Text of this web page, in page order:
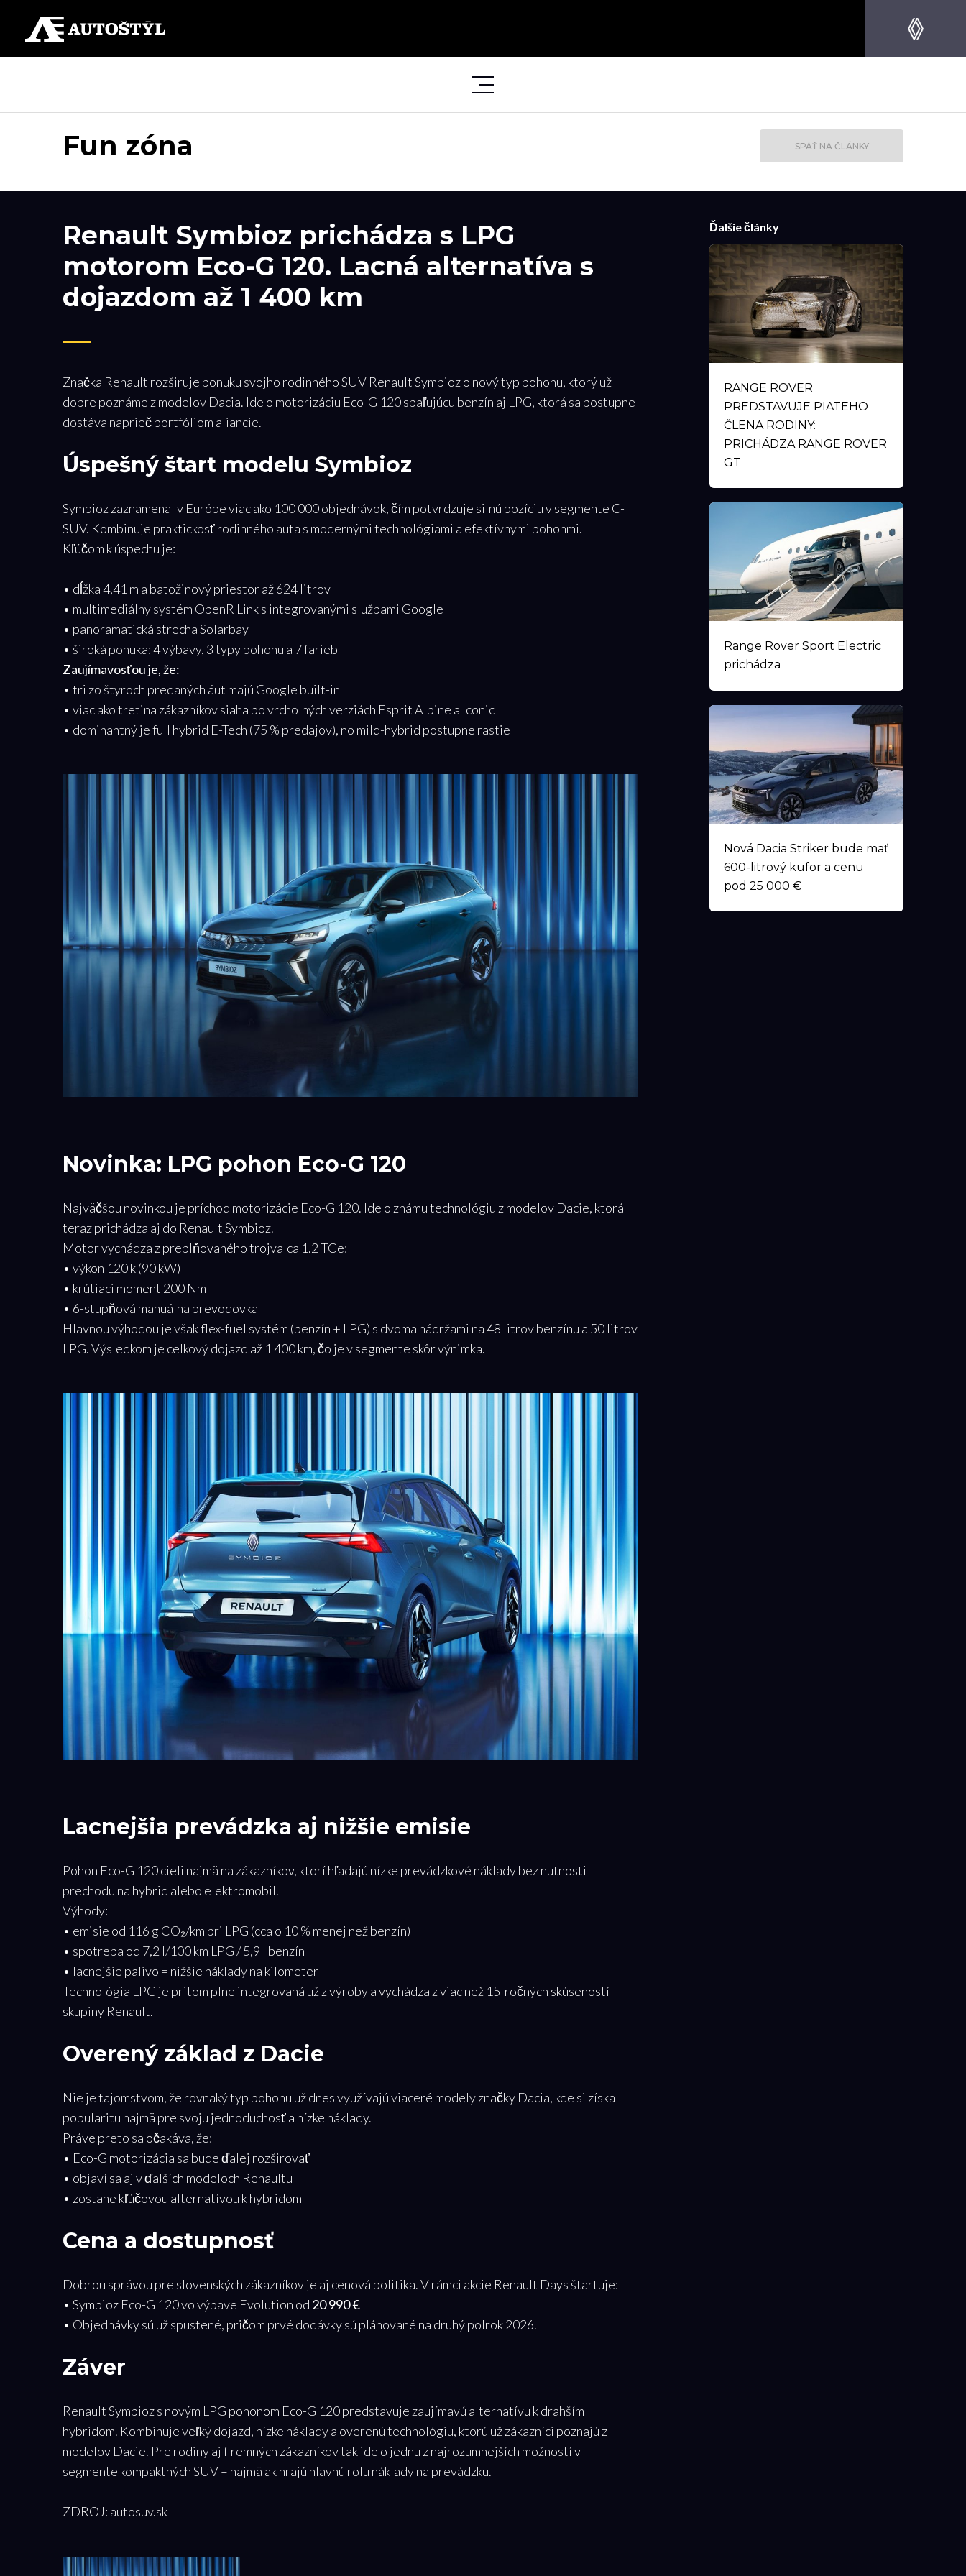
Fun zóna SPÄŤ NA ČLÁNKY
Ďalšie články
RANGE ROVER
PREDSTAVUJE PIATEHO
ČLENA RODINY:
PRICHÁDZA RANGE ROVER
GT
Range Rover Sport Electric
prichádza
Nová Dacia Striker bude mať
600-litrový kufor a cenu
pod 25 000 €
Renault Symbioz prichádza s LPG
motorom Eco-G 120. Lacná alternatíva s
dojazdom až 1 400 km
Značka Renault rozširuje ponuku svojho rodinného SUV Renault Symbioz o nový typ pohonu, ktorý už
dobre poznáme z modelov Dacia. Ide o motorizáciu Eco-G 120 spaľujúcu benzín aj LPG, ktorá sa postupne
dostáva naprieč portfóliom aliancie.
Úspešný štart modelu Symbioz
Symbioz zaznamenal v Európe viac ako 100 000 objednávok, čím potvrdzuje silnú pozíciu v segmente C-
SUV. Kombinuje praktickosť rodinného auta s modernými technológiami a efektívnymi pohonmi.
Kľúčom k úspechu je:
• dĺžka 4,41 m a batožinový priestor až 624 litrov
• multimediálny systém OpenR Link s integrovanými službami Google
• panoramatická strecha Solarbay
• široká ponuka: 4 výbavy, 3 typy pohonu a 7 farieb
Zaujímavosťou je, že:
• tri zo štyroch predaných áut majú Google built-in
• viac ako tretina zákazníkov siaha po vrcholných verziách Esprit Alpine a Iconic
• dominantný je full hybrid E-Tech (75 % predajov), no mild-hybrid postupne rastie
Novinka: LPG pohon Eco-G 120
Najväčšou novinkou je príchod motorizácie Eco-G 120. Ide o známu technológiu z modelov Dacie, ktorá
teraz prichádza aj do Renault Symbioz.
Motor vychádza z preplňovaného trojvalca 1.2 TCe:
• výkon 120 k (90 kW)
• krútiaci moment 200 Nm
• 6-stupňová manuálna prevodovka
Hlavnou výhodou je však flex-fuel systém (benzín + LPG) s dvoma nádržami na 48 litrov benzínu a 50 litrov
LPG. Výsledkom je celkový dojazd až 1 400 km, čo je v segmente skôr výnimka.
Lacnejšia prevádzka aj nižšie emisie
Pohon Eco-G 120 cieli najmä na zákazníkov, ktorí hľadajú nízke prevádzkové náklady bez nutnosti
prechodu na hybrid alebo elektromobil.
Výhody:
• emisie od 116 g CO₂/km pri LPG (cca o 10 % menej než benzín)
• spotreba od 7,2 l/100 km LPG / 5,9 l benzín
• lacnejšie palivo = nižšie náklady na kilometer
Technológia LPG je pritom plne integrovaná už z výroby a vychádza z viac než 15-ročných skúseností
skupiny Renault.
Overený základ z Dacie
Nie je tajomstvom, že rovnaký typ pohonu už dnes využívajú viaceré modely značky Dacia, kde si získal
popularitu najmä pre svoju jednoduchosť a nízke náklady.
Práve preto sa očakáva, že:
• Eco-G motorizácia sa bude ďalej rozširovať
• objaví sa aj v ďalších modeloch Renaultu
• zostane kľúčovou alternatívou k hybridom
Cena a dostupnosť
Dobrou správou pre slovenských zákazníkov je aj cenová politika. V rámci akcie Renault Days štartuje:
• Symbioz Eco-G 120 vo výbave Evolution od 20 990 €
• Objednávky sú už spustené, pričom prvé dodávky sú plánované na druhý polrok 2026.
Záver
Renault Symbioz s novým LPG pohonom Eco-G 120 predstavuje zaujímavú alternatívu k drahším
hybridom. Kombinuje veľký dojazd, nízke náklady a overenú technológiu, ktorú už zákazníci poznajú z
modelov Dacie. Pre rodiny aj firemných zákazníkov tak ide o jednu z najrozumnejších možností v
segmente kompaktných SUV – najmä ak hrajú hlavnú rolu náklady na prevádzku.
ZDROJ: autosuv.sk